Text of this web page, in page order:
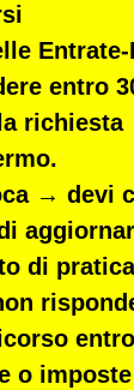
entro
→ devi
di
o imposte